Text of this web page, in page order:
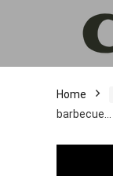
Home
barbecue…